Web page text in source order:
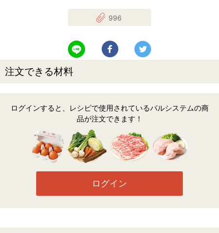
996
LINEで送る Facebookでシェアする
注文できる材料
ログインすると、レシピで使用されているパルシステムの商
品が注文できます！
ログイン